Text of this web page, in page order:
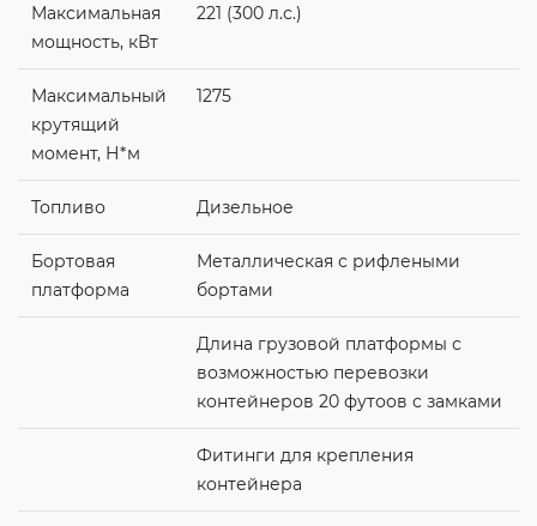
Максимальная
мощность, кВт
221 (300 л.с.)
Максимальный
крутящий
момент, Н*м
1275
Топливо Дизельное
Бортовая
платформа
Металлическая с рифлеными
бортами
Длина грузовой платформы с
возможностью перевозки
контейнеров 20 футоов с замками
Фитинги для крепления
контейнера